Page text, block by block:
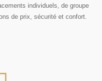
individuels, de groupe
de prix, sécurité et confort.